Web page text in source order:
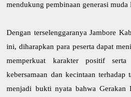
mendukung pembinaan generasi muda
Dengan terselenggaranya Jambore
ini, diharapkan para peserta dapat
memperkuat karakter positif serta
kebersamaan dan kecintaan
menjadi bukti nyata bahwa Gerakan